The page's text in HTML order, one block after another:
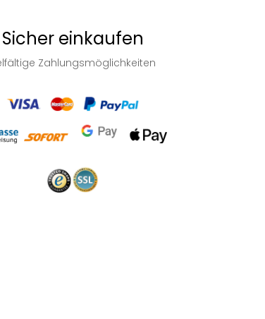
Sicher einkaufen
Zahlungsmöglichkeiten